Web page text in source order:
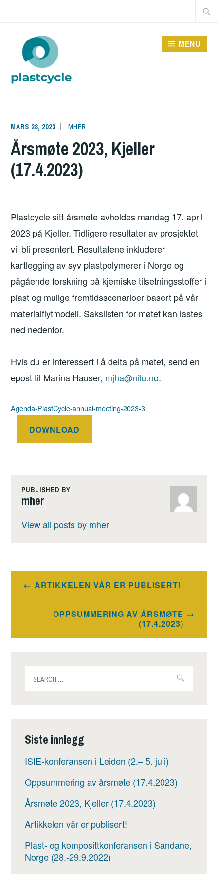
MENU
MARS 28, 2023 MHER
Årsmøte 2023, Kjeller
(17.4.2023)
Plastcycle sitt årsmøte avholdes mandag 17. april
2023 på Kjeller. Tidligere resultater av prosjektet
vil bli presentert. Resultatene inkluderer
kartlegging av syv plastpolymerer i Norge og
pågående forskning på kjemiske tilsetningsstoffer i
plast og mulige fremtidsscenarioer basert på vår
materialflytmodell. Sakslisten for møtet kan lastes
ned nedenfor.
Hvis du er interessert i å delta på møtet, send en
epost til Marina Hauser, mjha@nilu.no.
Agenda-PlastCycle-annual-meeting-2023-3
DOWNLOAD
PUBLISHED BY
mher
View all posts by mher
Innleggsnavigasjon
ARTIKKELEN VÅR ER PUBLISERT!
OPPSUMMERING AV ÅRSMØTE
(17.4.2023)
for:
Siste innlegg
ISIE-konferansen i Leiden (2.– 5. juli)
Oppsummering av årsmøte (17.4.2023)
Årsmøte 2023, Kjeller (17.4.2023)
Artikkelen vår er publisert!
Plast- og komposittkonferansen i Sandane,
Norge (28.-29.9.2022)